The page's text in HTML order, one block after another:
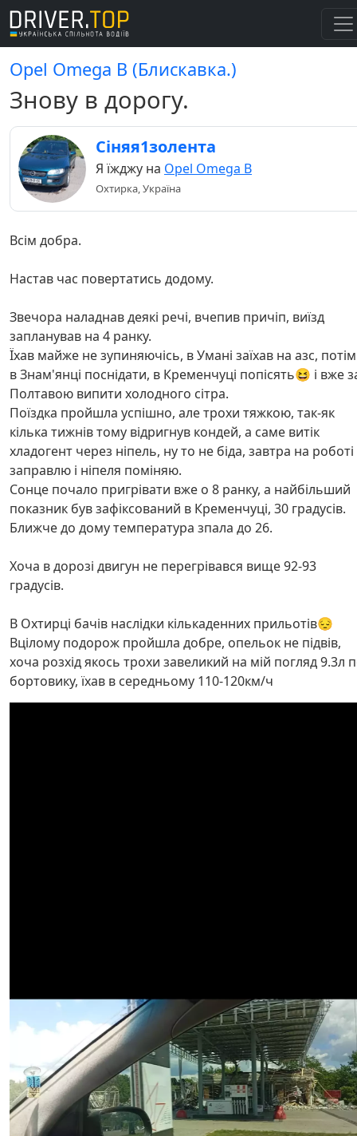
Opel Omega B (Блискавка.)
Знову в дорогу.
Сіняя1золента
Я їжджу на Opel Omega B
Охтирка, Україна
Всім добра.
Настав час повертатись додому.
Звечора наладнав деякі речі, вчепив причіп, виїзд
запланував на 4 ранку.
Їхав майже не зупиняючісь, в Умані заїхав на азс, потім
в Знам'янці поснідати, в Кременчуці попісять😆 і вже
Полтавою випити холодного сітра.
Поїздка пройшла успішно, але трохи тяжкою, так-як
кілька тижнів тому відригнув кондей, а саме витік
хладогент через ніпель, ну то не біда, завтра на роботі
заправлю і ніпеля поміняю.
Сонце почало пригрівати вже о 8 ранку, а найбільший
показник був зафіксований в Кременчуці, 30 градусів.
Ближче до дому температура зпала до 26.
Хоча в дорозі двигун не перегрівався вище 92-93
градусів.
В Охтирці бачів наслідки кількаденних прильотів😔
Вцілому подорож пройшла добре, опельок не підвів,
хоча розхід якось трохи завеликий на мій погляд 9.3л
бортовику, їхав в середньому 110-120км/ч